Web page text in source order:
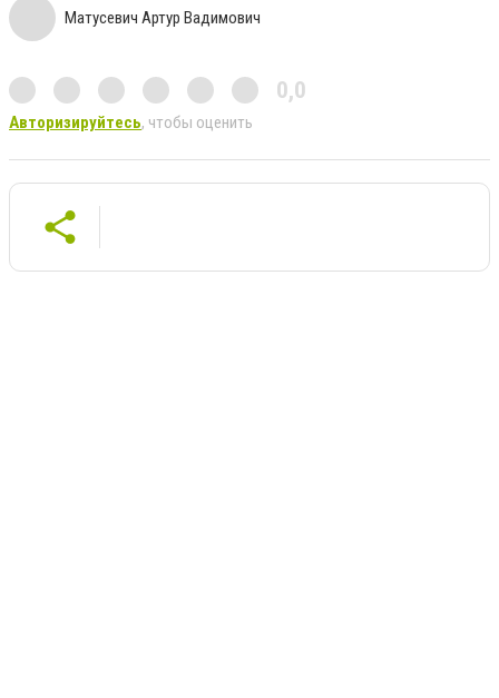
Матусевич Артур Вадимович
0,0
Авторизируйтесь, чтобы оценить